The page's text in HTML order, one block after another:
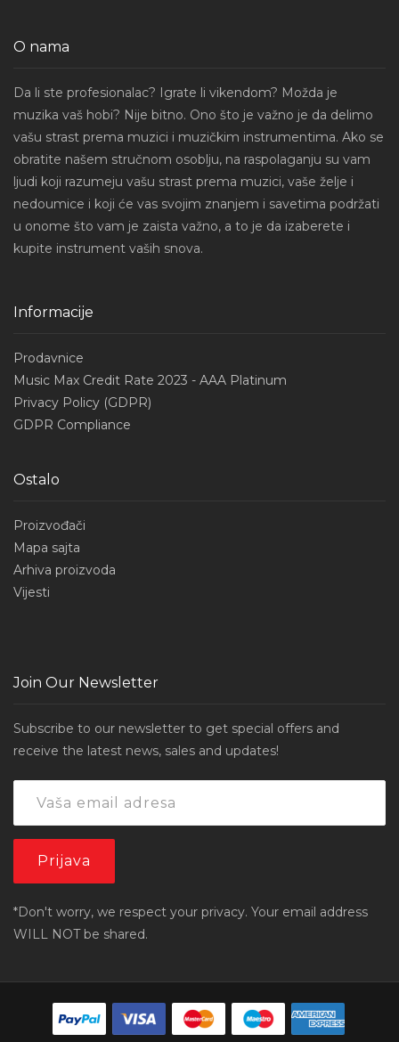
O nama
Da li ste profesionalac? Igrate li vikendom? Možda je
muzika vaš hobi? Nije bitno. Ono što je važno je da delimo
vašu strast prema muzici i muzičkim instrumentima. Ako se
obratite našem stručnom osoblju, na raspolaganju su vam
ljudi koji razumeju vašu strast prema muzici, vaše želje i
nedoumice i koji će vas svojim znanjem i savetima podržati
u onome što vam je zaista važno, a to je da izaberete i
kupite instrument vaših snova.
Informacije
Prodavnice
Music Max Credit Rate 2023 - AAA Platinum
Privacy Policy (GDPR)
GDPR Compliance
Ostalo
Proizvođači
Mapa sajta
Arhiva proizvoda
Vijesti
Join Our Newsletter
Subscribe to our newsletter to get special offers and
receive the latest news, sales and updates!
*Don't worry, we respect your privacy. Your email address
WILL NOT be shared.